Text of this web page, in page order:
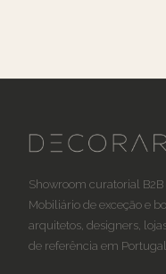
Showroom curatorial
Mobiliário de exceção e
arquitetos, designers,
de referência em Portugal.